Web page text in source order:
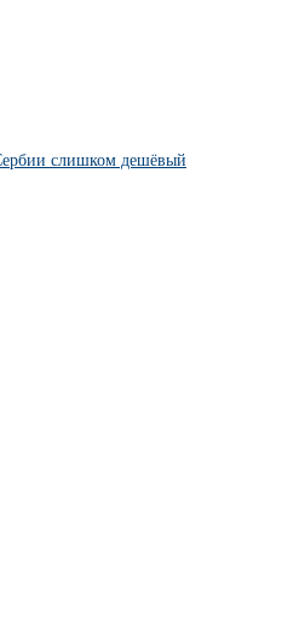
слишком дешёвый